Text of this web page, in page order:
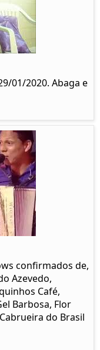
01/2020. Abaga e
confirmados de,
Azevedo,
Café,
Barbosa, Flor
do Brasil